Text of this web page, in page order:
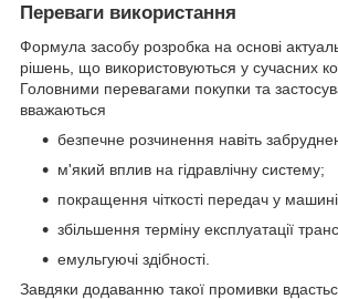
Переваги використання
Формула засобу розробка на основі
рішень, що використовуються у сучасних
Головними перевагами покупки та
вважаються
безпечне розчинення навіть
м'який вплив на гідравлічну систему;
покращення чіткості передач у
збільшення терміну експлуатації
емульгуючі здібності.
Завдяки додаванню такої промивки